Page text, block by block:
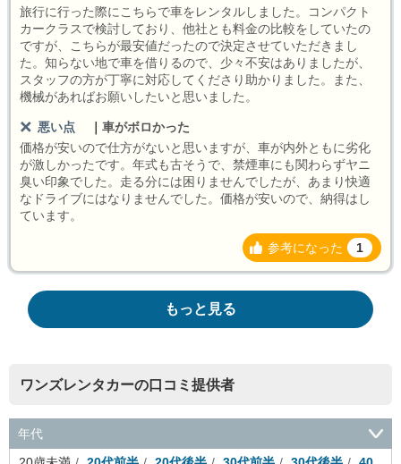
旅行に行った際にこちらで車をレンタルしました。コンパクト
カークラスで検討しており、他社とも料金の比較をしていたの
ですが、こちらが最安値だったので決定させていただきまし
た。知らない地で車を借りるので、少々不安はありましたが、
スタッフの方が丁寧に対応してくださり助かりました。また、
機械があればお願いしたいと思いました。
悪い点
車がボロかった
価格が安いので仕方がないと思いますが、車が内外ともに劣化
が激しかったです。年式も古そうで、禁煙車にも関わらずヤニ
臭い印象でした。走る分には困りませんでしたが、あまり快適
なドライブにはなりませんでした。価格が安いので、納得はし
ています。
参考になった 1
もっと見る
ワンズレンタカーの口コミ提供者
年代